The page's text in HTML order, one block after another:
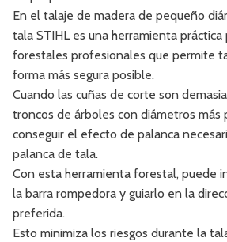
En el talaje de madera de pequeño
tala STIHL es una herramienta práctica
forestales profesionales que permite
forma más segura posible.
Cuando las cuñas de corte son
troncos de árboles con diámetros más
conseguir el efecto de palanca
palanca de tala.
Con esta herramienta forestal, puede
la barra rompedora y guiarlo en la
preferida.
Esto minimiza los riesgos durante la